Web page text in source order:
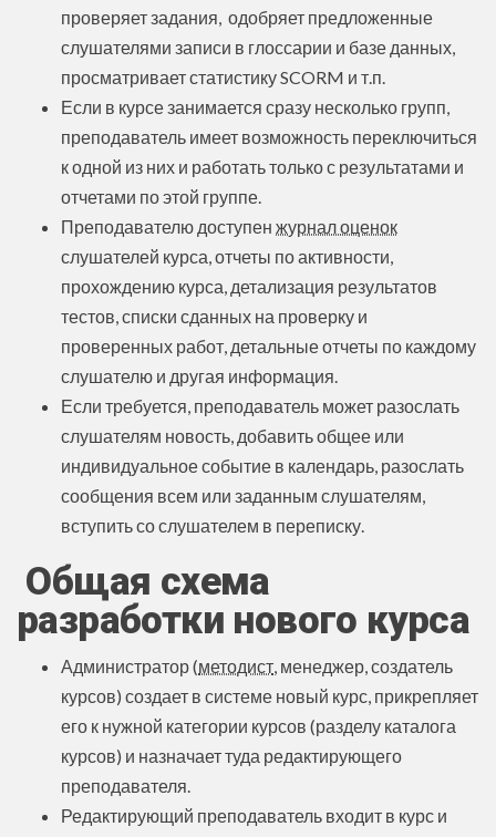
проверяет задания, одобряет предложенные
слушателями записи в глоссарии и базе данных,
просматривает статистику SCORM и т.п.
Если в курсе занимается сразу несколько групп,
преподаватель имеет возможность переключиться
к одной из них и работать только с результатами и
отчетами по этой группе.
Преподавателю доступен журнал оценок
слушателей курса, отчеты по активности,
прохождению курса, детализация результатов
тестов, списки сданных на проверку и
проверенных работ, детальные отчеты по каждому
слушателю и другая информация.
Если требуется, преподаватель может разослать
слушателям новость, добавить общее или
индивидуальное событие в календарь, разослать
сообщения всем или заданным слушателям,
вступить со слушателем в переписку.
Общая схема
разработки нового курса
Администратор (методист, менеджер, создатель
курсов) создает в системе новый курс, прикрепляет
его к нужной категории курсов (разделу каталога
курсов) и назначает туда редактирующего
преподавателя.
Редактирующий преподаватель входит в курс и